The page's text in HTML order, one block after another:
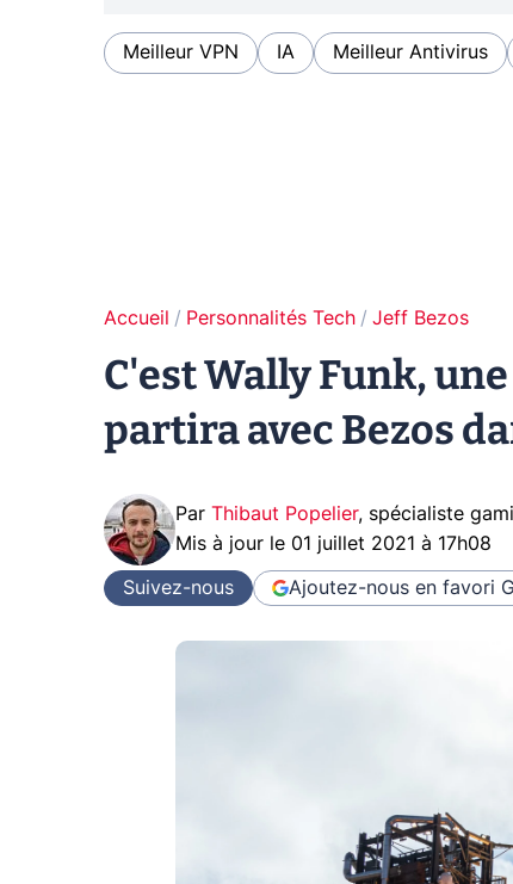
Meilleur VPN IA Meilleur Antivirus
Accueil Personnalités Tech Jeff Bezos
C'est Wally Funk,
partira avec Bezos
Par Thibaut Popelier, spécialiste
Mis à jour le 01 juillet 2021 à 17h08
Suivez-nous Ajoutez-nous en favori